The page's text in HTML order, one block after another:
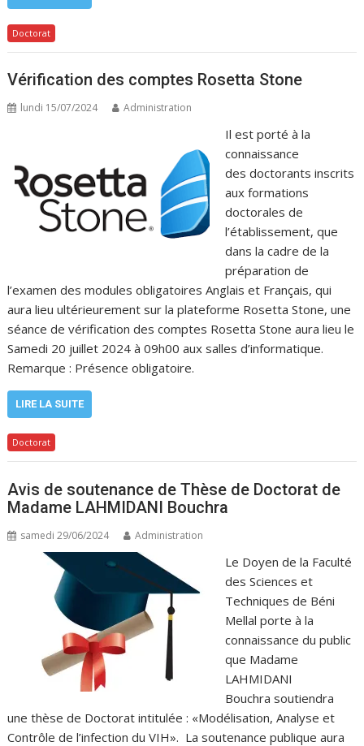
Doctorat
Vérification des comptes Rosetta Stone
lundi 15/07/2024 Administration
Il est porté à la
connaissance
des doctorants inscrits
aux formations
doctorales de
l’établissement, que
dans la cadre de la
préparation de
l’examen des modules obligatoires Anglais et Français, qui
aura lieu ultérieurement sur la plateforme Rosetta Stone, une
séance de vérification des comptes Rosetta Stone aura lieu le
Samedi 20 juillet 2024 à 09h00 aux salles d’informatique.
Remarque : Présence obligatoire.
LIRE LA SUITE
Doctorat
Avis de soutenance de Thèse de Doctorat de
Madame LAHMIDANI Bouchra
samedi 29/06/2024 Administration
Le Doyen de la Faculté
des Sciences et
Techniques de Béni
Mellal porte à la
connaissance du public
que Madame
LAHMIDANI
Bouchra soutiendra
une thèse de Doctorat intitulée : «Modélisation, Analyse et
Contrôle de l’infection du VIH». La soutenance publique aura